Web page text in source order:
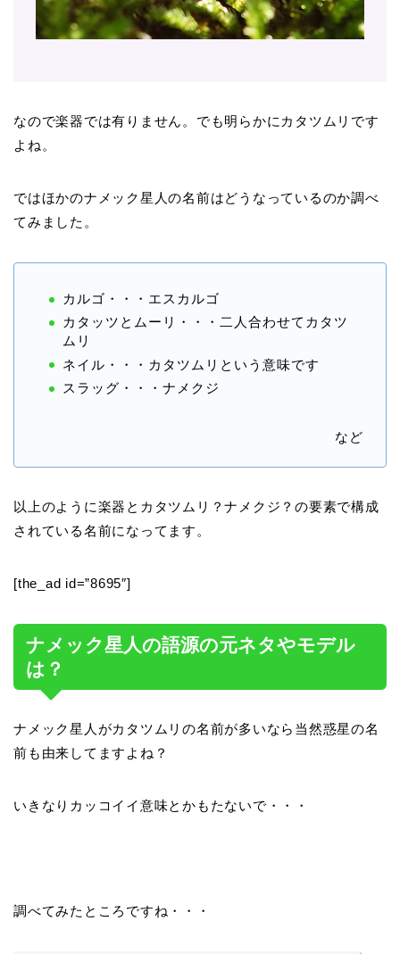
なので楽器では有りません。でも明らかにカタツムリです
よね。
ではほかのナメック星人の名前はどうなっているのか調べ
てみました。
カルゴ・・・ エスカルゴ
カタッツとムーリ・・・ 二人合わせてカタツ
ムリ
ネイル・・・ カタツムリという意味です
スラッグ・・・ ナメクジ
など
以上のように楽器とカタツムリ？ナメクジ？の要素で構成
されている名前になってます。
[the_ad id=”8695″]
ナメック星人の語源の元ネタやモデル
は？
ナメック星人がカタツムリの名前が多いなら当然惑星の名
前も由来してますよね？
いきなりカッコイイ意味とかもたないで・・・
調べてみたところですね・・・